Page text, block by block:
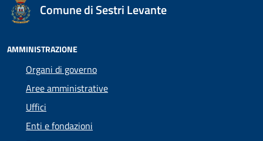
Comune di Sestri Levante
AMMINISTRAZIONE
Organi di governo
Aree amministrative
Uffici
Enti e fondazioni